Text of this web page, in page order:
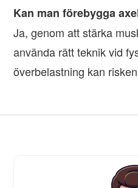
Kan man förebygga
Ja, genom att stärka
använda rätt teknik vid
överbelastning kan